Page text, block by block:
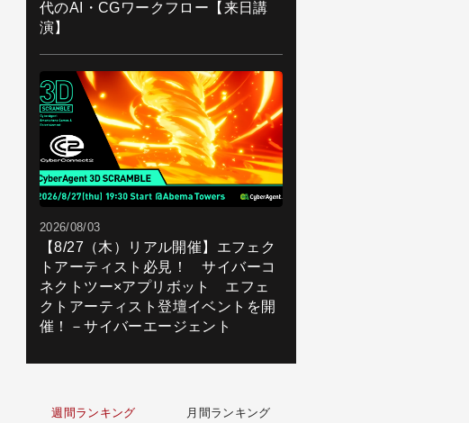
代のAI・CGワークフロー【来日講
演】
2026/08/03
【8/27（木）リアル開催】エフェク
トアーティスト必見！ サイバーコ
ネクトツー×アプリボット エフェ
クトアーティスト登壇イベントを開
催！－サイバーエージェント
週間ランキング 月間ランキング